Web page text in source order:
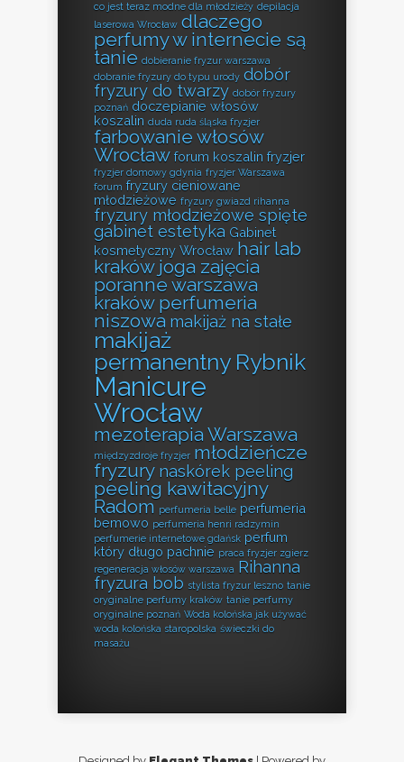
co jest teraz modne dla młodzieży depilacja
laserowa Wrocław dlaczego
perfumy w internecie są
tanie dobieranie fryzur warszawa
dobranie fryzury do typu urody dobór
fryzury do twarzy dobór fryzury
poznań doczepianie włosów
koszalin duda ruda śląska fryzjer
farbowanie włosów
Wrocław forum koszalin fryzjer
fryzjer domowy gdynia fryzjer Warszawa
forum fryzury cieniowane
młodzieżowe fryzury gwiazd rihanna
fryzury młodzieżowe spięte
gabinet estetyka Gabinet
kosmetyczny Wrocław hair lab
kraków joga zajęcia
poranne warszawa
kraków perfumeria
niszowa makijaż na stałe
makijaż
permanentny Rybnik
Manicure
Wrocław
mezoterapia Warszawa
międzyzdroje fryzjer młodzieńcze
fryzury naskórek peeling
peeling kawitacyjny
Radom perfumeria belle perfumeria
bemowo perfumeria henri radzymin
perfumerie internetowe gdańsk perfum
który długo pachnie praca fryzjer zgierz
regeneracja włosów warszawa Rihanna
fryzura bob stylista fryzur leszno tanie
oryginalne perfumy kraków tanie perfumy
oryginalne poznań Woda kolońska jak używać
woda kolońska staropolska świeczki do
masażu